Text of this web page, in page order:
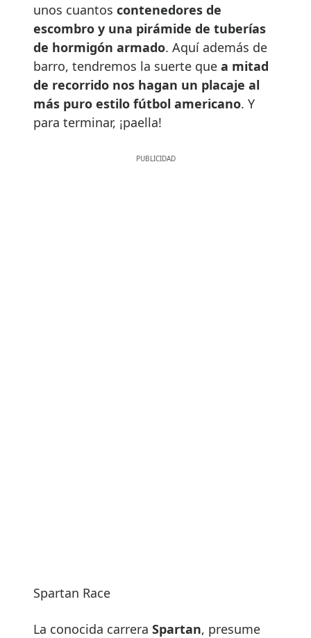
unos cuantos contenedores de
escombro y una pirámide de tuberías
de hormigón armado. Aquí además de
barro, tendremos la suerte que a mitad
de recorrido nos hagan un placaje al
más puro estilo fútbol americano. Y
para terminar, ¡paella!
Spartan Race
La conocida carrera Spartan, presume